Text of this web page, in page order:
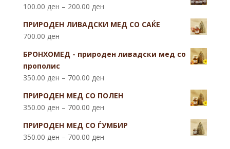
100.00 ден – 200.00 ден
ПРИРОДЕН ЛИВАДСКИ МЕД СО САЌЕ
700.00 ден
БРОНХОМЕД - природен ливадски мед со
прополис
350.00 ден – 700.00 ден
ПРИРОДЕН МЕД СО ПОЛЕН
350.00 ден – 700.00 ден
ПРИРОДЕН МЕД СО ЃУМБИР
350.00 ден – 700.00 ден